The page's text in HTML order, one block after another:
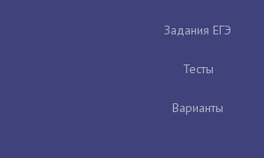
Задания ЕГЭ
Тесты
Варианты